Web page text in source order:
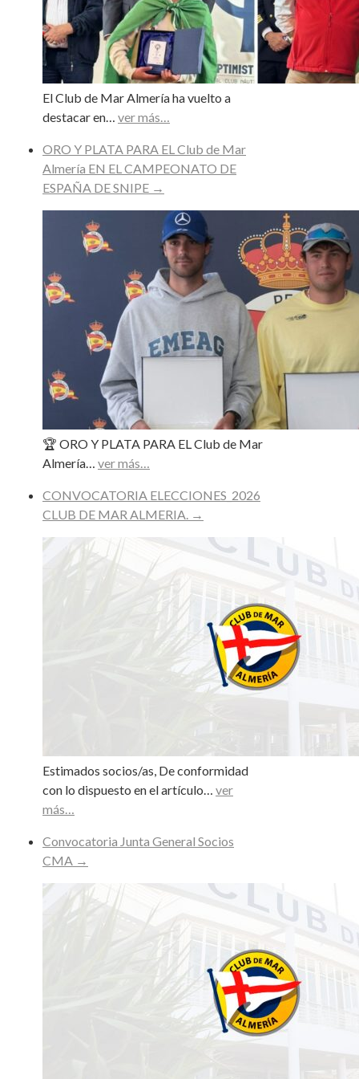
El Club de Mar Almería ha vuelto a
destacar en… ver más…
ORO Y PLATA PARA EL Club de Mar
Almería EN EL CAMPEONATO DE
ESPAÑA DE SNIPE →
🏆 ORO Y PLATA PARA EL Club de Mar
Almería… ver más…
CONVOCATORIA ELECCIONES_2026
CLUB DE MAR ALMERIA. →
Estimados socios/as, De conformidad
con lo dispuesto en el artículo… ver
más…
Convocatoria Junta General Socios
CMA →